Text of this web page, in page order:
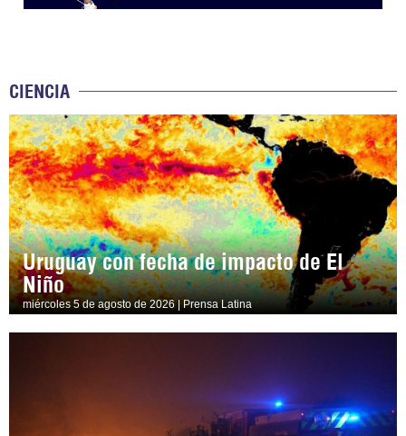
CIENCIA
Uruguay con fecha de impacto de El
Niño
miércoles 5 de agosto de 2026 | Prensa Latina